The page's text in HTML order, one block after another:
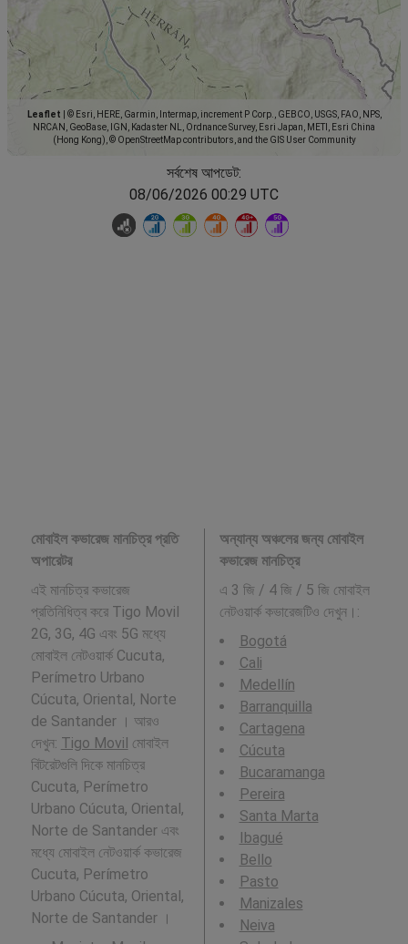
Leaflet
© Esri, HERE, Garmin, Intermap, increment P Corp., GEBCO, USGS, FAO, NPS,
NRCAN, GeoBase, IGN, Kadaster NL, Ordnance Survey, Esri Japan, METI, Esri China
(Hong Kong), © OpenStreetMap contributors, and the GIS User Community
সর্বশেষ আপডেট:
08/06/2026 00:29 UTC
মোবাইল কভারেজ মানচিত্র প্রতি
অপারেটর
এই মানচিত্র কভারেজ
প্রতিনিধিত্ব করে Tigo Movil
2G, 3G, 4G এবং 5G মধ্যে
মোবাইল নেটওয়ার্ক Cucuta,
Perímetro Urbano
Cúcuta, Oriental, Norte
de Santander । আরও
দেখুন: Tigo Movil মোবাইল
বিটরেটগুলি দিকে মানচিত্র
Cucuta, Perímetro
Urbano Cúcuta, Oriental,
Norte de Santander এবং
মধ্যে মোবাইল নেটওয়ার্ক কভারেজ
Cucuta, Perímetro
Urbano Cúcuta, Oriental,
Norte de Santander ।
অন্যান্য অঞ্চলের জন্য মোবাইল
কভারেজ মানচিত্র
এ 3 জি / 4 জি / 5 জি মোবাইল
নেটওয়ার্ক কভারেজটিও দেখুন।:
Bogotá
Cali
Medellín
Barranquilla
Cartagena
Cúcuta
Bucaramanga
Pereira
Santa Marta
Ibagué
Bello
Pasto
Manizales
Neiva